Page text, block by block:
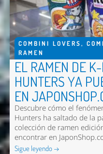
COMBINI LOVERS,
RAMEN
EL RAMEN DE
HUNTERS YA
EN
Descubre cómo el
Hunters ha saltado de la
colección de ramen
encontrar en
Sigue leyendo →